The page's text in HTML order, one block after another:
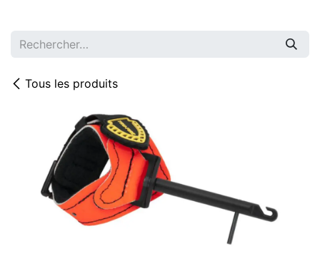
Tous les produits